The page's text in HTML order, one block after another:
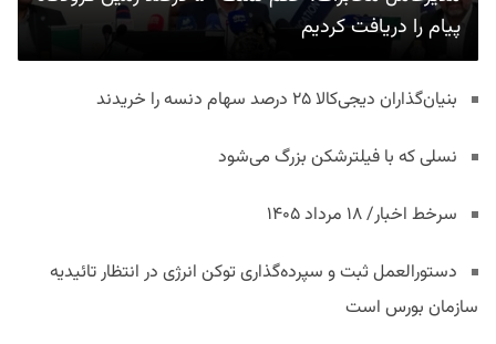
پیام را دریافت کردیم
بنیان‌گذاران دیجی‌کالا ۲۵ درصد سهام دنسه را خریدند
نسلی که با فیلترشکن بزرگ می‌شود
سرخط اخبار/ ۱۸ مرداد ۱۴۰۵
دستورالعمل ثبت و سپرده‌گذاری توکن انرژی در انتظار تائیدیه
سازمان بورس است